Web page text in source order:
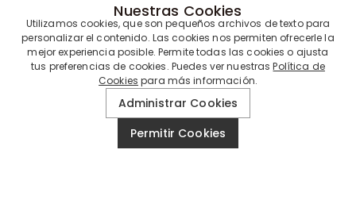
Nuestros socios de entrega
Nuestra garantía de servicio
DrawelryReservados todos los derechos.
Nuestras Cookies
Utilizamos cookies, que son pequeños archivos de texto para
personalizar el contenido. Las cookies nos permiten ofrecerle la
mejor experiencia posible. Permite todas las cookies o ajusta
tus preferencias de cookies. Puedes ver nuestrasPolítica de
Cookies para más información.
Administrar Cookies
Permitir Cookies